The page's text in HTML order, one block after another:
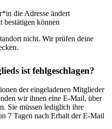
die Adresse ändert
bestätigen können
nicht. Wir prüfen deine
ist fehlgeschlagen?
der eingeladenen Mitglieder
wir ihnen eine E-Mail, über
Sie müssen lediglich ihre
7 Tagen nach Erhalt der E-Mail